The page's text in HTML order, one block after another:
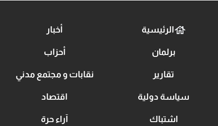
الرئيسية أخبار
برلمان أحزاب
تقارير نقابات و مجتمع مدني
سياسة دولية اقتصاد
اشتباك آراء حرة